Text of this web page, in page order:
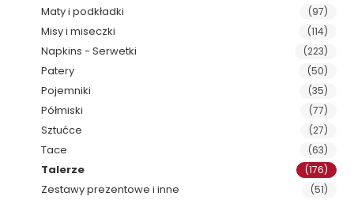
Maty i podkładki (97)
Misy i miseczki (114)
Napkins - Serwetki (223)
Patery (50)
Pojemniki (35)
Półmiski (77)
Sztućce (27)
Tace (63)
Talerze (176)
Zestawy prezentowe i inne (51)